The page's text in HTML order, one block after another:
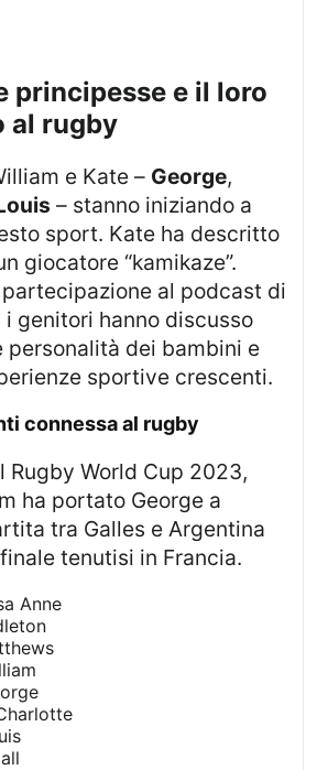
al rugby
e Kate – George,
– stanno iniziando a
sport. Kate ha descritto
giocatore “kamikaze”.
al podcast di
i genitori hanno discusso
personalità dei bambini e
sportive crescenti.
connessa al rugby
ha portato George a
tra Galles e Argentina
tenutisi in Francia.
Anne